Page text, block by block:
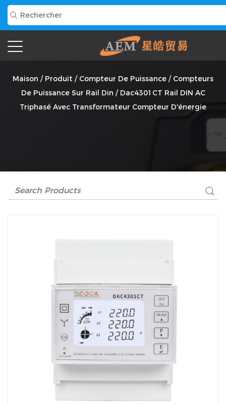
Dac4301CT Rail DIN AC Triphasé Avec Transformateur
Compteur D'énergie Fournisseur
Maison / Produit / Compteur De Puissance / Compteurs
De Puissance Sur Rail Din / Dac4301CT Rail DIN AC
Triphasé Avec Transformateur Compteur D'énergie